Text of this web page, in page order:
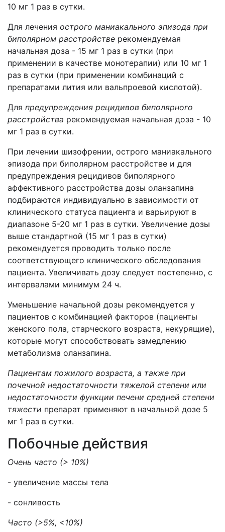
10 мг 1 раз в сутки.
Для лечения острого маниакального эпизода при
биполярном расстройстве рекомендуемая
начальная доза - 15 мг 1 раз в сутки (при
применении в качестве монотерапии) или 10 мг 1
раз в сутки (при применении комбинаций с
препаратами лития или вальпроевой кислотой).
Для предупреждения рецидивов биполярного
расстройства рекомендуемая начальная доза - 10
мг 1 раз в сутки.
При лечении шизофрении, острого маниакального
эпизода при биполярном расстройстве и для
предупреждения рецидивов биполярного
аффективного расстройства дозы оланзапина
подбираются индивидуально в зависимости от
клинического статуса пациента и варьируют в
диапазоне 5-20 мг 1 раз в сутки. Увеличение дозы
выше стандартной (15 мг 1 раз в сутки)
рекомендуется проводить только после
соответствующего клинического обследования
пациента. Увеличивать дозу следует постепенно, с
интервалами минимум 24 ч.
Уменьшение начальной дозы рекомендуется у
пациентов с комбинацией факторов (пациенты
женского пола, старческого возраста, некурящие),
которые могут способствовать замедлению
метаболизма оланзапина.
Пациентам пожилого возраста, а также при
почечной недостаточности тяжелой степени или
недостаточности функции печени средней степени
тяжести препарат применяют в начальной дозе 5
мг 1 раз в сутки.
Побочные действия
Очень часто (> 10%)
- увеличение массы тела
- сонливость
Часто (>5%, <10%)